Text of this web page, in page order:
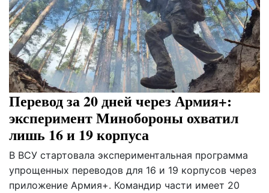
Перевод за 20 дней через Армия+:
эксперимент Минобороны охватил
лишь 16 и 19 корпуса
В ВСУ стартовала экспериментальная программа
упрощенных переводов для 16 и 19 корпусов через
приложение Армия+. Командир части имеет 20